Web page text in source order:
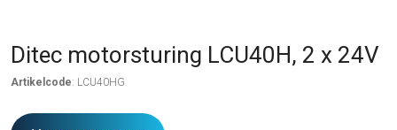
Ditec motorsturing LCU40H, 2 x 24V
Artikelcode: LCU40HG